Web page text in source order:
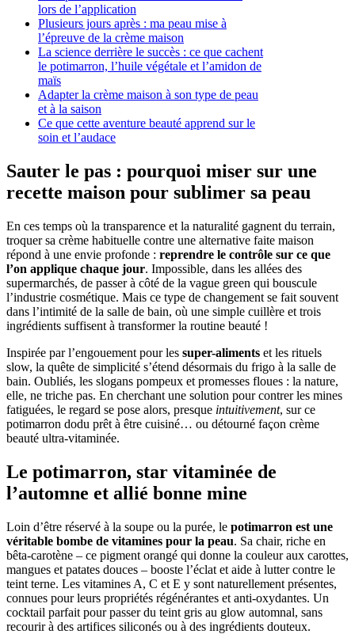
lors de l’application
Plusieurs jours après : ma peau mise à
l’épreuve de la crème maison
La science derrière le succès : ce que cachent
le potimarron, l’huile végétale et l’amidon de
maïs
Adapter la crème maison à son type de peau
et à la saison
Ce que cette aventure beauté apprend sur le
soin et l’audace
Sauter le pas : pourquoi miser sur une
recette maison pour sublimer sa peau
En ces temps où la transparence et la naturalité gagnent du terrain,
troquer sa crème habituelle contre une alternative faite maison
répond à une envie profonde : reprendre le contrôle sur ce que
l’on applique chaque jour. Impossible, dans les allées des
supermarchés, de passer à côté de la vague green qui bouscule
l’industrie cosmétique. Mais ce type de changement se fait souvent
dans l’intimité de la salle de bain, où une simple cuillère et trois
ingrédients suffisent à transformer la routine beauté !
Inspirée par l’engouement pour les super-aliments et les rituels
slow, la quête de simplicité s’étend désormais du frigo à la salle de
bain. Oubliés, les slogans pompeux et promesses floues : la nature,
elle, ne triche pas. En cherchant une solution pour contrer les mines
fatiguées, le regard se pose alors, presque intuitivement, sur ce
potimarron dodu prêt à être cuisiné… ou détourné façon crème
beauté ultra-vitaminée.
Le potimarron, star vitaminée de
l’automne et allié bonne mine
Loin d’être réservé à la soupe ou la purée, le potimarron est une
véritable bombe de vitamines pour la peau. Sa chair, riche en
bêta-carotène – ce pigment orangé qui donne la couleur aux carottes,
mangues et patates douces – booste l’éclat et aide à lutter contre le
teint terne. Les vitamines A, C et E y sont naturellement présentes,
connues pour leurs propriétés régénérantes et anti-oxydantes. Un
cocktail parfait pour passer du teint gris au glow automnal, sans
recourir à des artifices siliconés ou à des ingrédients douteux.